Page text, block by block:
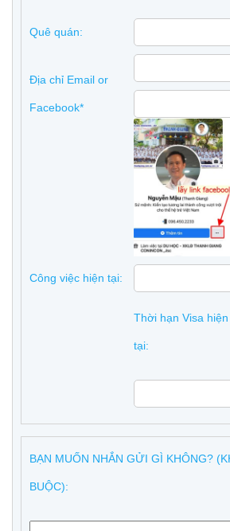
Quê quán:
Địa chỉ Email or
Facebook*
Công việc hiện tại:
Thời hạn Visa hiện
tại:
BẠN MUỐN NHẮN GỬI GÌ KHÔNG?
BUỘC):